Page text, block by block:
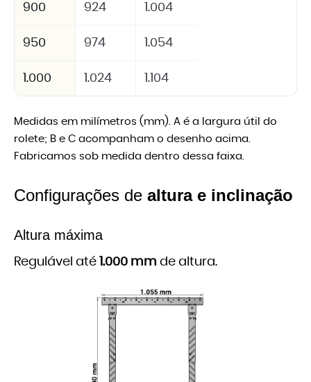
900 924 1.004
950 974 1.054
1.000 1.024 1.104
Medidas em milímetros (mm). A é a largura útil do
rolete; B e C acompanham o desenho acima.
Fabricamos sob medida dentro dessa faixa.
Configurações de altura e inclinação
Altura máxima
Regulável até 1.000 mm de altura.